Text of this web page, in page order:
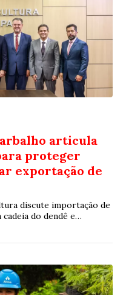
articula
proteger
exportação de
discute importação de
do dendê e